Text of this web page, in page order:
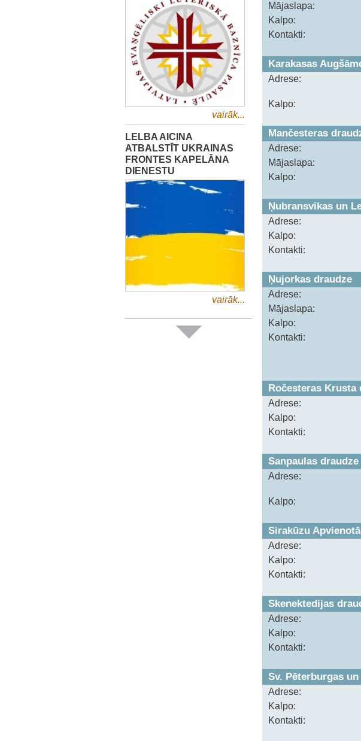
vairāk...
LELBA AICINA
ATBALSTĪT UKRAINAS
FRONTES KAPELĀNA
DIENESTU
vairāk...
Mājaslapa:
Kalpo:
Kontakti:
Karakasas
Adrese:
Kalpo:
Mančesteras
Adrese:
Mājaslapa:
Kalpo:
Ņubransvikas un
Adrese:
Kalpo:
Kontakti:
Ņujorkas draudze
Adrese:
Mājaslapa:
Kalpo:
Kontakti:
Ročesteras Krusta
Adrese:
Kalpo:
Kontakti:
Sanpaulas
Adrese:
Kalpo:
Sirakūzu
Adrese:
Kalpo:
Kontakti:
Skenektedijas
Adrese:
Kalpo:
Kontakti:
Sv. Pēterburgas
Adrese:
Kalpo:
Kontakti: